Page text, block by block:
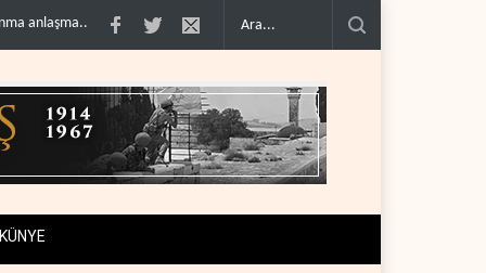
sonra i.. Galibaf, Trump'ın tehdit ve müzakere mesajlarıyla alay et..
KÜNYE